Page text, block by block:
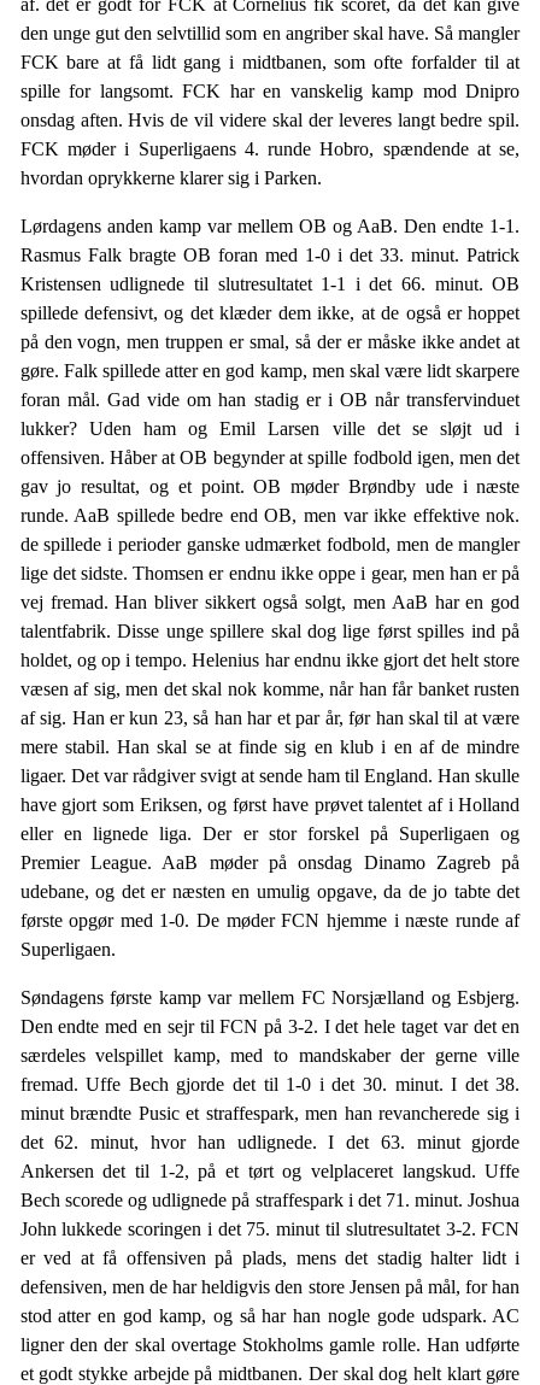
af. det er godt for FCK at Cornelius fik scoret, da det kan give
den unge gut den selvtillid som en angriber skal have. Så mangler
FCK bare at få lidt gang i midtbanen, som ofte forfalder til at
spille for langsomt. FCK har en vanskelig kamp mod Dnipro
onsdag aften. Hvis de vil videre skal der leveres langt bedre spil.
FCK møder i Superligaens 4. runde Hobro, spændende at se,
hvordan oprykkerne klarer sig i Parken.
Lørdagens anden kamp var mellem OB og AaB. Den endte 1-1.
Rasmus Falk bragte OB foran med 1-0 i det 33. minut. Patrick
Kristensen udlignede til slutresultatet 1-1 i det 66. minut. OB
spillede defensivt, og det klæder dem ikke, at de også er hoppet
på den vogn, men truppen er smal, så der er måske ikke andet at
gøre. Falk spillede atter en god kamp, men skal være lidt skarpere
foran mål. Gad vide om han stadig er i OB når transfervinduet
lukker? Uden ham og Emil Larsen ville det se sløjt ud i
offensiven. Håber at OB begynder at spille fodbold igen, men det
gav jo resultat, og et point. OB møder Brøndby ude i næste
runde. AaB spillede bedre end OB, men var ikke effektive nok.
de spillede i perioder ganske udmærket fodbold, men de mangler
lige det sidste. Thomsen er endnu ikke oppe i gear, men han er på
vej fremad. Han bliver sikkert også solgt, men AaB har en god
talentfabrik. Disse unge spillere skal dog lige først spilles ind på
holdet, og op i tempo. Helenius har endnu ikke gjort det helt store
væsen af sig, men det skal nok komme, når han får banket rusten
af sig. Han er kun 23, så han har et par år, før han skal til at være
mere stabil. Han skal se at finde sig en klub i en af de mindre
ligaer. Det var rådgiver svigt at sende ham til England. Han skulle
have gjort som Eriksen, og først have prøvet talentet af i Holland
eller en lignede liga. Der er stor forskel på Superligaen og
Premier League. AaB møder på onsdag Dinamo Zagreb på
udebane, og det er næsten en umulig opgave, da de jo tabte det
første opgør med 1-0. De møder FCN hjemme i næste runde af
Superligaen.
Søndagens første kamp var mellem FC Norsjælland og Esbjerg.
Den endte med en sejr til FCN på 3-2. I det hele taget var det en
særdeles velspillet kamp, med to mandskaber der gerne ville
fremad. Uffe Bech gjorde det til 1-0 i det 30. minut. I det 38.
minut brændte Pusic et straffespark, men han revancherede sig i
det 62. minut, hvor han udlignede. I det 63. minut gjorde
Ankersen det til 1-2, på et tørt og velplaceret langskud. Uffe
Bech scorede og udlignede på straffespark i det 71. minut. Joshua
John lukkede scoringen i det 75. minut til slutresultatet 3-2. FCN
er ved at få offensiven på plads, mens det stadig halter lidt i
defensiven, men de har heldigvis den store Jensen på mål, for han
stod atter en god kamp, og så har han nogle gode udspark. AC
ligner den der skal overtage Stokholms gamle rolle. Han udførte
et godt stykke arbejde på midtbanen. Der skal dog helt klart gøre